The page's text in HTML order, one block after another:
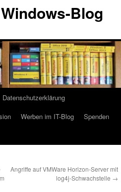
Blog
Datenschutzerklärung
Werben im IT-Blog
Spenden
Angriffe auf VMWare Horizon-Server mit
log4j-Schwachstelle →